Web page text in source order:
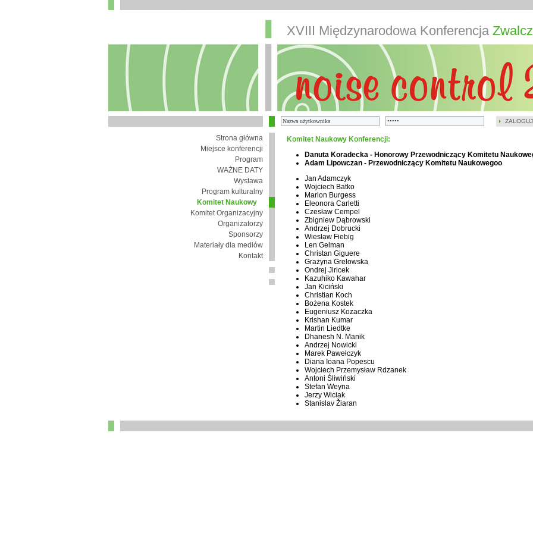
ZALOGUJ
XVIII Międzynarodowa Konferencja
Strona główna
Miejsce konferencji
Program
WAŻNE DATY
Wystawa
Program kulturalny
Komitet Naukowy
Komitet Organizacyjny
Organizatorzy
Sponsorzy
Materiały dla mediów
Kontakt
Komitet Naukowy Konferencji:
Danuta Koradecka - Honorowy Przewodniczący Komitetu
Adam Lipowczan - Przewodniczący Komitetu Naukowegoo
Jan Adamczyk
Wojciech Batko
Marion Burgess
Eleonora Carletti
Czesław Cempel
Zbigniew Dąbrowski
Andrzej Dobrucki
Wiesław Fiebig
Len Gelman
Christan Giguere
Grażyna Grelowska
Ondrej Jiricek
Kazuhiko Kawahar
Jan Kiciński
Christian Koch
Bożena Kostek
Eugeniusz Kozaczka
Krishan Kumar
Martin Liedtke
Dhanesh N. Manik
Andrzej Nowicki
Marek Pawełczyk
Diana Ioana Popescu
Wojciech Przemysław Rdzanek
Antoni Śliwiński
Stefan Weyna
Jerzy Wiciak
Stanislav Žiaran